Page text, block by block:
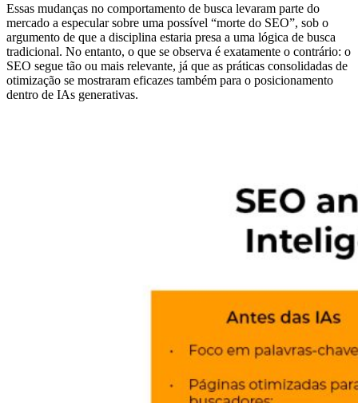
Essas mudanças no comportamento de busca levaram parte do
mercado a especular sobre uma possível “morte do SEO”, sob o
argumento de que a disciplina estaria presa a uma lógica de busca
tradicional. No entanto, o que se observa é exatamente o contrário: o
SEO segue tão ou mais relevante, já que as práticas consolidadas de
otimização se mostraram eficazes também para o posicionamento
dentro de IAs generativas.